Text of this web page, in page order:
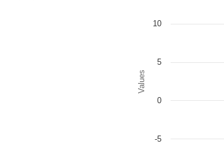
Values
-5
0
5
10